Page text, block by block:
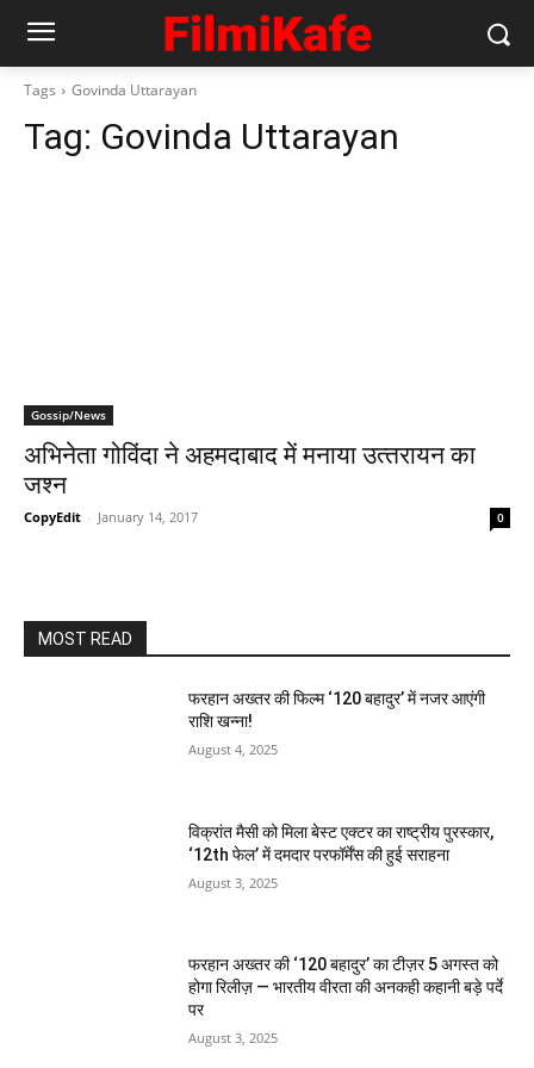
Tags Govinda Uttarayan
Tag: Govinda Uttarayan
Gossip/News
अभिनेता गोविंदा ने अहमदाबाद में मनाया उत्‍तरायन का
जश्‍न
CopyEdit - January 14, 2017 0
MOST READ
फरहान अख्तर की फिल्म ‘120 बहादुर’ में नजर आएंगी
राशि खन्ना!
August 4, 2025
विक्रांत मैसी को मिला बेस्ट एक्टर का राष्ट्रीय पुरस्कार,
‘12th फेल’ में दमदार परफॉर्मेंस की हुई सराहना
August 3, 2025
फरहान अख्तर की ‘120 बहादुर’ का टीज़र 5 अगस्त को
होगा रिलीज़ — भारतीय वीरता की अनकही कहानी बड़े पर्दे
पर
August 3, 2025